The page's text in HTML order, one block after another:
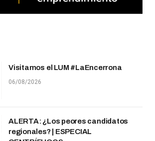
Visitamos el LUM #LaEncerrona
06/08/2026
ALERTA: ¿Los peores candidatos
regionales? | ESPECIAL